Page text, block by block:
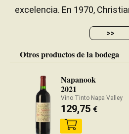
excelencia. En 1970,
>>
Otros productos de la bodega
Napanook
2021
Vino Tinto Napa Valley
129,75 €